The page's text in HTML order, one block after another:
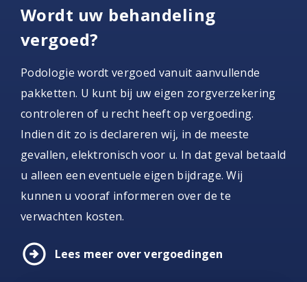
Wordt uw behandeling
vergoed?
Podologie wordt vergoed vanuit aanvullende
pakketten. U kunt bij uw eigen zorgverzekering
controleren of u recht heeft op vergoeding.
Indien dit zo is declareren wij, in de meeste
gevallen, elektronisch voor u. In dat geval betaald
u alleen een eventuele eigen bijdrage. Wij
kunnen u vooraf informeren over de te
verwachten kosten.
arrow_circle_right Lees meer over vergoedingen